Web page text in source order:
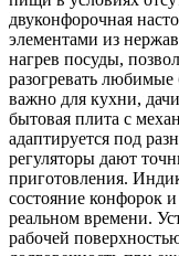
двуконфорочная
элементами из
нагрев посуды,
разогревать
важно для кухни,
бытовая плита с
адаптируется под
регуляторы дают
приготовления.
состояние конфорок
реальном времени.
рабочей